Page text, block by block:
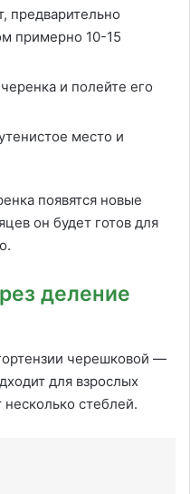
предварительно
примерно 10-15
и полейте его
место и
появятся новые
он будет готов для
деление
черешковой —
для взрослых
стеблей.